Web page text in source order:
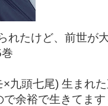
れたけど、前世が
九頭七尾) 生まれ
余裕で生きてま